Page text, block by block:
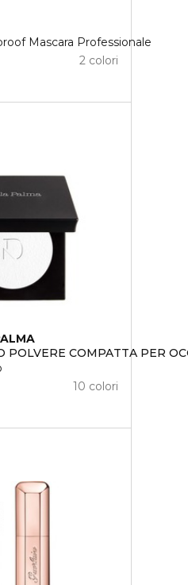
Mascara Professionale
2 colori
POLVERE COMPATTA PER
10 colori